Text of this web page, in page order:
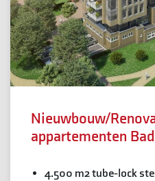
Nieuwbouw/
appartementen
4.500 m2 tube-lock